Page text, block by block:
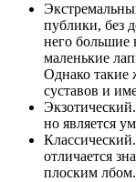
публики, без
него большие
маленькие
Однако такие
суставов и
но является
отличается
плоским лбом.